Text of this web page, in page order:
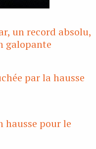
un record absolu,
galopante
par la hausse
hausse pour le